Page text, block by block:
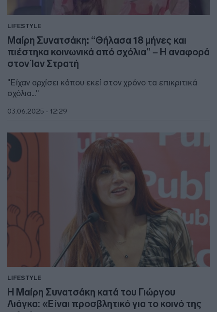
LIFESTYLE
Μαίρη Συνατσάκη: “Θήλασα 18 μήνες και
πιέστηκα κοινωνικά από σχόλια” – Η αναφορά
στον Ίαν Στρατή
"Είχαν αρχίσει κάπου εκεί στον χρόνο τα επικριτικά
σχόλια..."
03.06.2025 - 12:29
LIFESTYLE
Η Μαίρη Συνατσάκη κατά του Γιώργου
Λιάγκα: «Είναι προσβλητικό για το κοινό της